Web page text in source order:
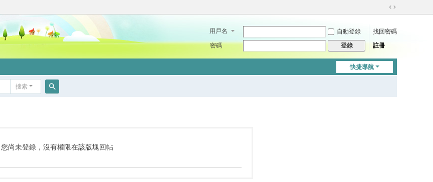
切
到
用戶名 自動登錄
找回密碼
密碼
登錄 註冊
快捷導航
搜索
尚未登錄，沒有權限在該版塊回帖